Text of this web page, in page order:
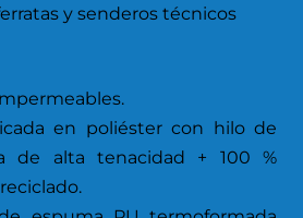
y senderos técnicos
en poliéster con hilo de
de alta tenacidad + 100 %